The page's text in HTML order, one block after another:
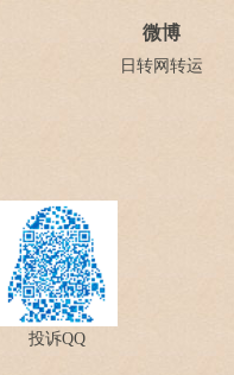
微博
日转网转运
投诉QQ